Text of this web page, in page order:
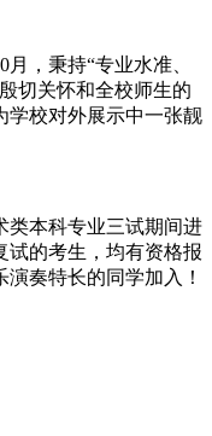
，秉持“专业水准、
切关怀和全校师生的
学校对外展示中一张靓
类本科专业三试期间进
试的考生，均有资格报
奏特长的同学加入！